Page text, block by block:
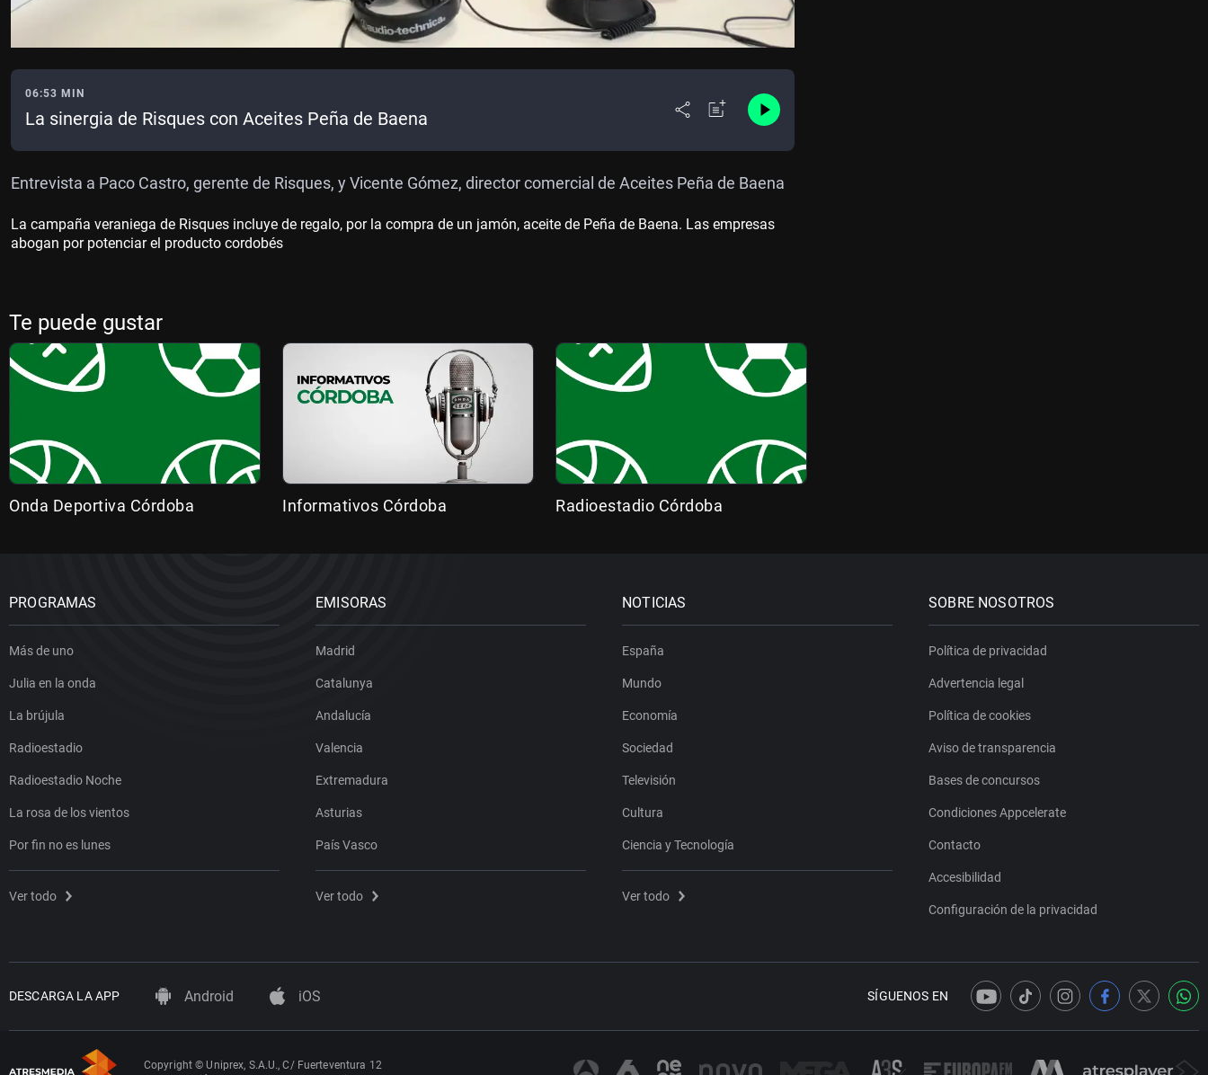
06:53 MIN
La sinergia de Risques con Aceites Peña de Baena
Entrevista a Paco Castro, gerente de Risques, y Vicente Gómez, director comercial de Aceites Peña de Baena
La campaña veraniega de Risques incluye de regalo, por la compra de un jamón, aceite de Peña de Baena. Las empresas
abogan por potenciar el producto cordobés
Te puede gustar
Onda Deportiva Córdoba Informativos Córdoba Radioestadio Córdoba
PROGRAMAS
Más de uno
Julia en la onda
La brújula
Radioestadio
Radioestadio Noche
La rosa de los vientos
Por fin no es lunes
Ver todo
EMISORAS
Madrid
Catalunya
Andalucía
Valencia
Extremadura
Asturias
País Vasco
Ver todo
NOTICIAS
España
Mundo
Economía
Sociedad
Televisión
Cultura
Ciencia y Tecnología
Ver todo
SOBRE NOSOTROS
Política de privacidad
Advertencia legal
Política de cookies
Aviso de transparencia
Bases de concursos
Condiciones Appcelerate
Contacto
Accesibilidad
Configuración de la privacidad
DESCARGA LA APP Android iOS SÍGUENOS EN
Copyright © Uniprex, S.A.U., C/ Fuerteventura 12